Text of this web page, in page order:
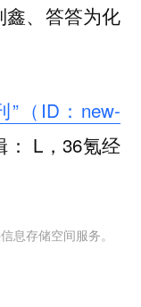
鑫、答答为化
”（ID：new-
： L，36氪经
息存储空间服务。